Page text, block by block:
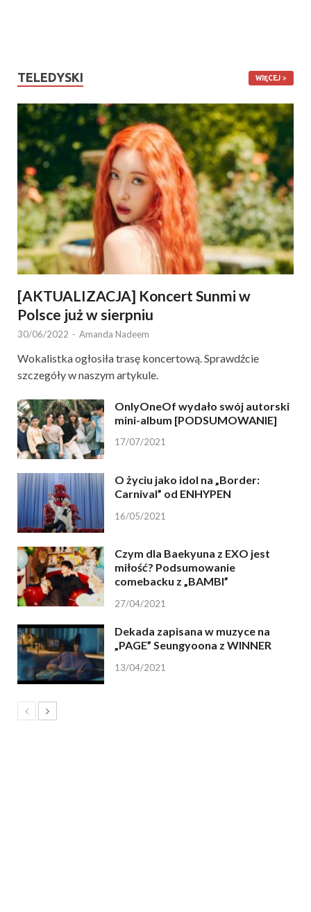
TELEDYSKI WIĘCEJ
[AKTUALIZACJA] Koncert Sunmi w
Polsce już w sierpniu
30/06/2022 - Amanda Nadeem
Wokalistka ogłosiła trasę koncertową. Sprawdźcie
szczegóły w naszym artykule.
OnlyOneOf wydało swój autorski
mini-album [PODSUMOWANIE]
17/07/2021
O życiu jako idol na „Border:
Carnival” od ENHYPEN
16/05/2021
Czym dla Baekyuna z EXO jest
miłość? Podsumowanie
comebacku z „BAMBI”
27/04/2021
Dekada zapisana w muzyce na
„PAGE” Seungyoona z WINNER
13/04/2021